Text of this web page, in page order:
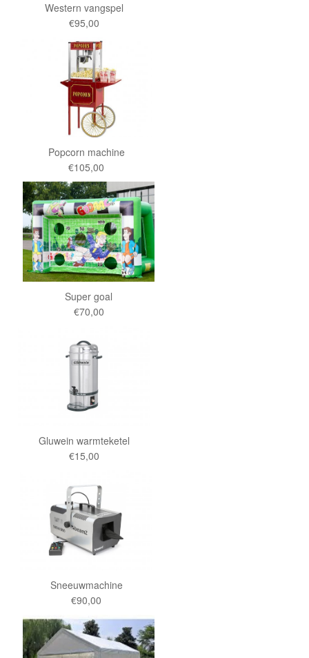
Western vangspel
€95,00
Popcorn machine
€105,00
Super goal
€70,00
Gluwein warmteketel
€15,00
Sneeuwmachine
€90,00